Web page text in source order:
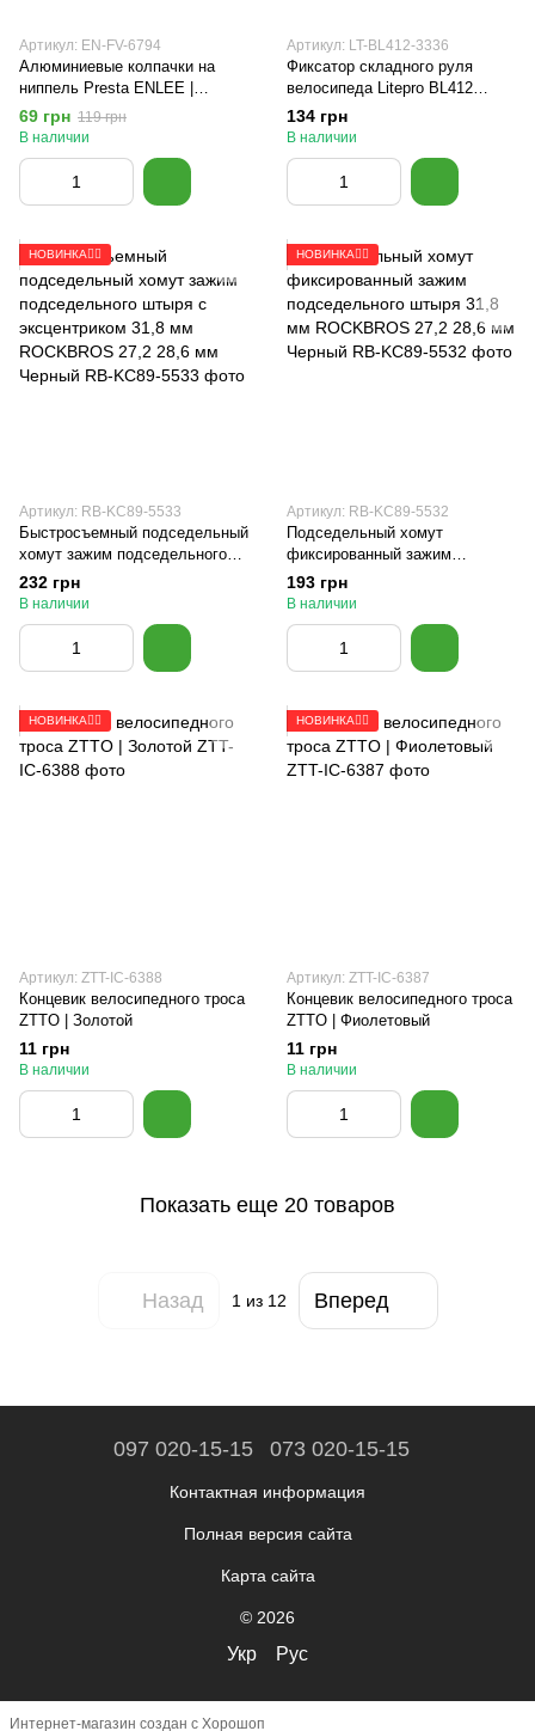
Артикул: EN-FV-6794
Алюминиевые колпачки на
ниппель Presta ENLEE |
французский (FV) | 2шт |
Черный
69 грн 119 грн
В наличии
Артикул: LT-BL412-3336
Фиксатор складного руля
велосипеда Litepro BL412
Черный
134 грн
В наличии
НОВИНКА🚴‍♂️
Артикул: RB-KC89-5533
Быстросъемный подседельный
хомут зажим подседельного
штыря с эксцентриком 31,8 мм
ROCKBROS 27,2 28,6 мм
232 грн
В наличии
НОВИНКА🚴‍♂️
Артикул: RB-KC89-5532
Подседельный хомут
фиксированный зажим
подседельного штыря 31,8 мм
ROCKBROS 27,2 28,6 мм
193 грн
В наличии
НОВИНКА🚴‍♂️
Артикул: ZTT-IC-6388
Концевик велосипедного троса
ZTTO | Золотой
11 грн
В наличии
НОВИНКА🚴‍♂️
Артикул: ZTT-IC-6387
Концевик велосипедного троса
ZTTO | Фиолетовый
11 грн
В наличии
Показать еще 20 товаров
Назад 1 из 12 Вперед
097 020-15-15 073 020-15-15
Контактная информация
Полная версия сайта
Карта сайта
© 2026
Укр Рус
Интернет-магазин создан с Хорошоп